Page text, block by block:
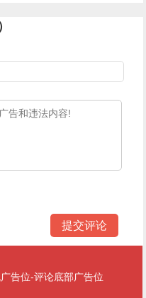
告位-评论底部广告位